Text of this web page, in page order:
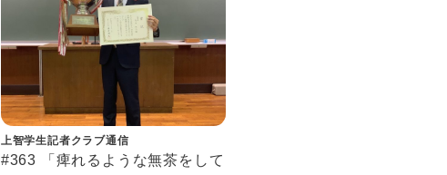
上智学生記者クラブ通信
#363 「痺れるような無茶をして